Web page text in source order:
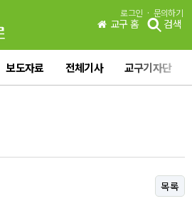
로그인 · 문의하기
교구 홈 검색
보도자료 전체기사 교구기자단
목록